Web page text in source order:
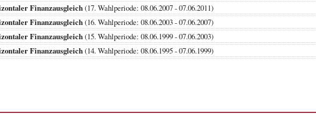
Finanzausgleich(17. Wahlperiode: 08.06.2007 - 07.06.2011)
Finanzausgleich(16. Wahlperiode: 08.06.2003 - 07.06.2007)
Finanzausgleich(15. Wahlperiode: 08.06.1999 - 07.06.2003)
Finanzausgleich(14. Wahlperiode: 08.06.1995 - 07.06.1999)